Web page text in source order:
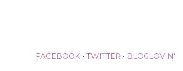
FACEBOOK • TWITTER • BLOGLOVIN'